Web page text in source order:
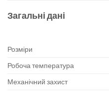
Загальні дані
Розміри
Робоча температура
Механічний захист